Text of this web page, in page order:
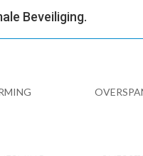
Beveiliging.